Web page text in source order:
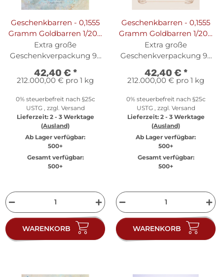
Geschenkbarren - 0,1555
Gramm Goldbarren 1/200
oz - Kommunion Blau
Extra große
Geschenkverpackung 95
42,40 € *
212.000,00 € pro 1 kg
0% steuerbefreit nach §25c
USTG , zzgl. Versand
Lieferzeit: 2 - 3 Werktage
(Ausland)
Ab Lager verfügbar:
500+
Gesamt verfügbar:
500+
WARENKORB
Geschenkbarren - 0,1555
Gramm Goldbarren 1/200
oz - Konfirmation Beige
Extra große
Geschenkverpackung 95
42,40 € *
212.000,00 € pro 1 kg
0% steuerbefreit nach §25c
USTG , zzgl. Versand
Lieferzeit: 2 - 3 Werktage
(Ausland)
Ab Lager verfügbar:
500+
Gesamt verfügbar:
500+
WARENKORB